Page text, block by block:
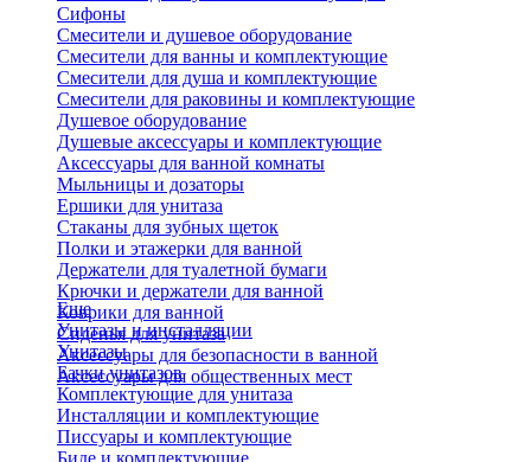
Сифоны
Смесители и душевое оборудование
Смесители для ванны и комплектующие
Смесители для душа и комплектующие
Смесители для раковины и комплектующие
Душевое оборудование
Душевые аксессуары и комплектующие
Аксессуары для ванной комнаты
Мыльницы и дозаторы
Ершики для унитаза
Стаканы для зубных щеток
Полки и этажерки для ванной
Держатели для туалетной бумаги
Крючки и держатели для ванной
Коврики для ванной
Сиденья для унитаза
Аксессуары для безопасности в ванной
Аксессуары для общественных мест
Еще
Унитазы и инсталляции
Унитазы
Бачки унитазов
Комплектующие для унитаза
Инсталляции и комплектующие
Писсуары и комплектующие
Биде и комплектующие